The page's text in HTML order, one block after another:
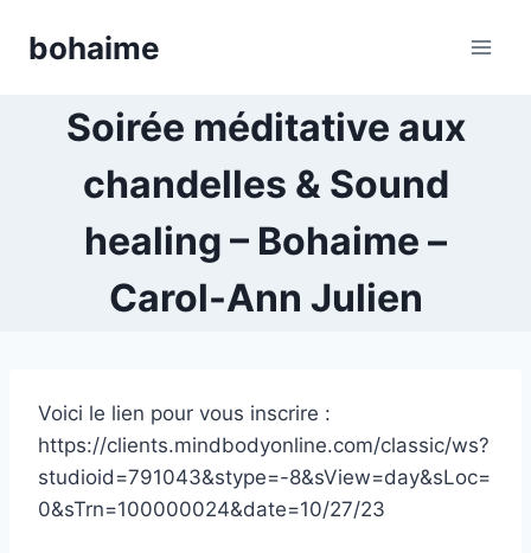
bohaime
Soirée méditative aux
chandelles & Sound
healing – Bohaime –
Carol-Ann Julien
Voici le lien pour vous inscrire :
https://clients.mindbodyonline.com/classic/ws?
studioid=791043&stype=-8&sView=day&sLoc=
0&sTrn=100000024&date=10/27/23